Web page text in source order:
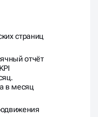
страниц
отчёт
в месяц